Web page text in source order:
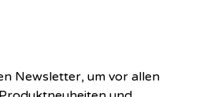
Newsletter, um vor allen